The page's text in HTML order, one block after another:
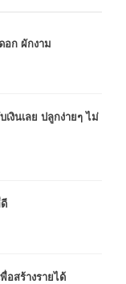
อก ผักงาม
งินเลย ปลูกง่ายๆ ไม่
สร้างรายได้